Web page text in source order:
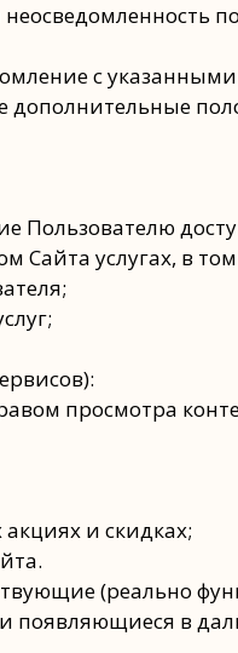
с
Пользователю
услугах, в
просмотра
и скидках;
(реально
в